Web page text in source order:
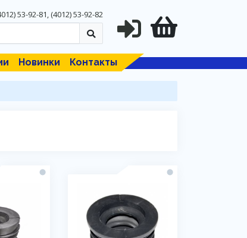
53-92-81,(4012) 53-92-82
Новинки Контакты